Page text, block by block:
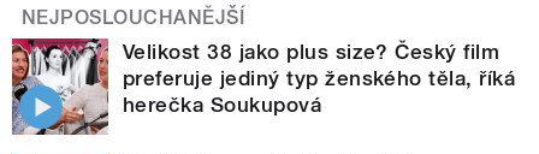
NEJPOSLOUCHANĚJŠÍ
Velikost 38 jako plus size? Český film
preferuje jediný typ ženského těla, říká
herečka Soukupová